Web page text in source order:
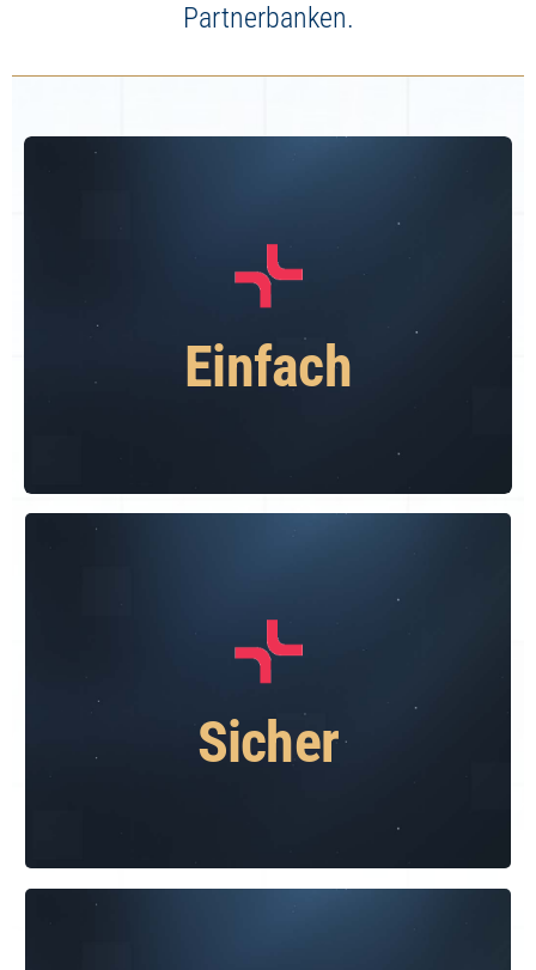
Partnerbanken.
Einfach
Einfach
Das alles schnell, einfach und
übersichtlich in einer App.
Sicher
Höchste Sicherheit und Ihr Vertrauen
sind unser wichtigstes Gut. Im
Kryptohandel arbeiten wir mit in Europa
ansässigen, renommierten